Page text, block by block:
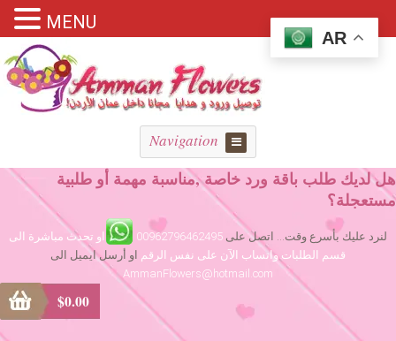
Navigation
هل لديك طلب باقة ورد خاصة ,مناسبة مهمة أو طلبية
مستعجلة؟
لنرد عليك بأسرع وقت... اتصل على 00962796462495
او تحدث مباشرة الى
قسم الطلبات واتساب الآن على نفس الرقم او أرسل ايميل الى
AmmanFlowers@hotmail.com
$0.00
AR
MENU